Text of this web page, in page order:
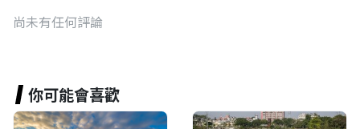
尚未有任何評論
你可能會喜歡